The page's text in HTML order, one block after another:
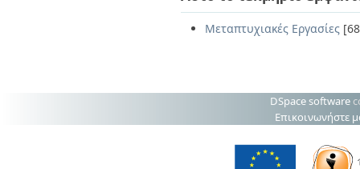
Μεταπτυχιακές Εργασίες
DSpace software
Επικοινωνήστε